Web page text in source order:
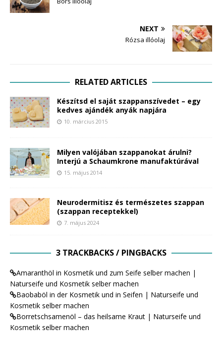
NEXT
Rózsa illóolaj
RELATED ARTICLES
Készítsd el saját szappanszívedet – egy
kedves ajándék anyák napjára
10. március 2015
Milyen valójában szappanokat árulni?
Interjú a Schaumkrone manufaktúrával
15. május 2014
Neurodermitisz és természetes szappan
(szappan receptekkel)
7. május 2024
3 TRACKBACKS / PINGBACKS
Amaranthöl in Kosmetik und zum Seife selber machen |
Naturseife und Kosmetik selber machen
Baobaböl in der Kosmetik und in Seifen | Naturseife und
Kosmetik selber machen
Borretschsamenöl – das heilsame Kraut | Naturseife und
Kosmetik selber machen